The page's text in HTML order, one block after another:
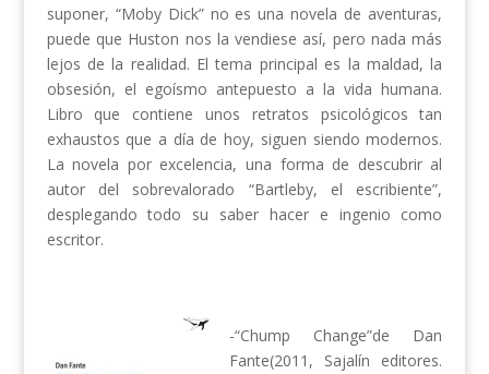
suponer, “Moby Dick” no es una novela de aventuras,
puede que Huston nos la vendiese así, pero nada más
lejos de la realidad. El tema principal es la maldad, la
obsesión, el egoísmo antepuesto a la vida humana.
Libro que contiene unos retratos psicológicos tan
exhaustos que a día de hoy, siguen siendo modernos.
La novela por excelencia, una forma de descubrir al
autor del sobrevalorado “Bartleby, el escribiente”,
desplegando todo su saber hacer e ingenio como
escritor.
-“Chump Change”de Dan
Fante(2011, Sajalín editores.